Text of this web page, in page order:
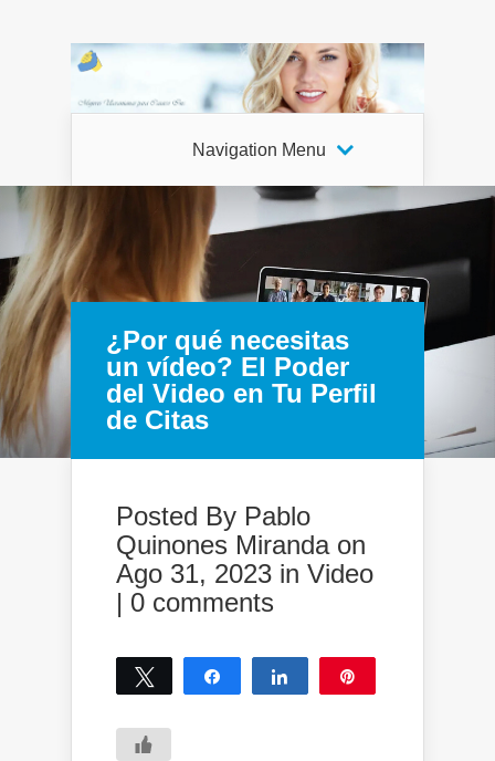
Navigation Menu
¿Por qué necesitas
un vídeo? El Poder
del Video en Tu Perfil
de Citas
Posted By Pablo
Quinones Mirandaon
Ago 31, 2023 in Video
| 0 comments
Tweet Share Share